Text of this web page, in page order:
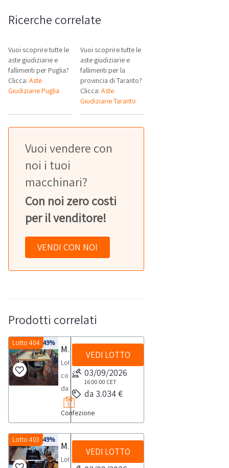
Ricerche correlate
Vuoi scoprire tutte le
aste giudiziarie e
fallimenti per Puglia?
Clicca: Aste
Giudiziarie Puglia
Vuoi scoprire tutte le
aste giudiziarie e
fallimenti per la
provincia di Taranto?
Clicca:Aste
Giudiziarie Taranto
Vuoi vendere con
noi i tuoi
macchinari?
Con noi zero costi
per il venditore!
VENDI CON NOI
Prodotti correlati
-49%
Lotto 404
Macchine da cucire attacca maniche
Lotto
composto
da
macchine
da
quali
attacca
maniche
Confezione
VEDI LOTTO
03/09/2026
16:00:00 CET
da 3.034 €
-49%
Lotto 403
Macchine da cucire
Lotto
VEDI LOTTO